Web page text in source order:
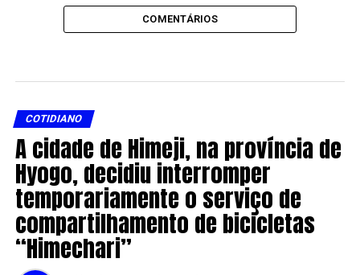
COMENTÁRIOS
COTIDIANO
A cidade de Himeji, na província de
Hyogo, decidiu interromper
temporariamente o serviço de
compartilhamento de bicicletas
“Himechari”